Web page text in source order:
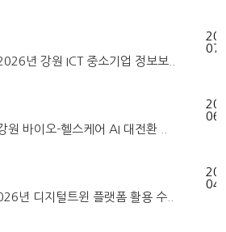
년 강원 ICT 중소기업 정보보..
바이오-헬스케어 AI 대전환 ..
년 디지털트윈 플랫폼 활용 수..